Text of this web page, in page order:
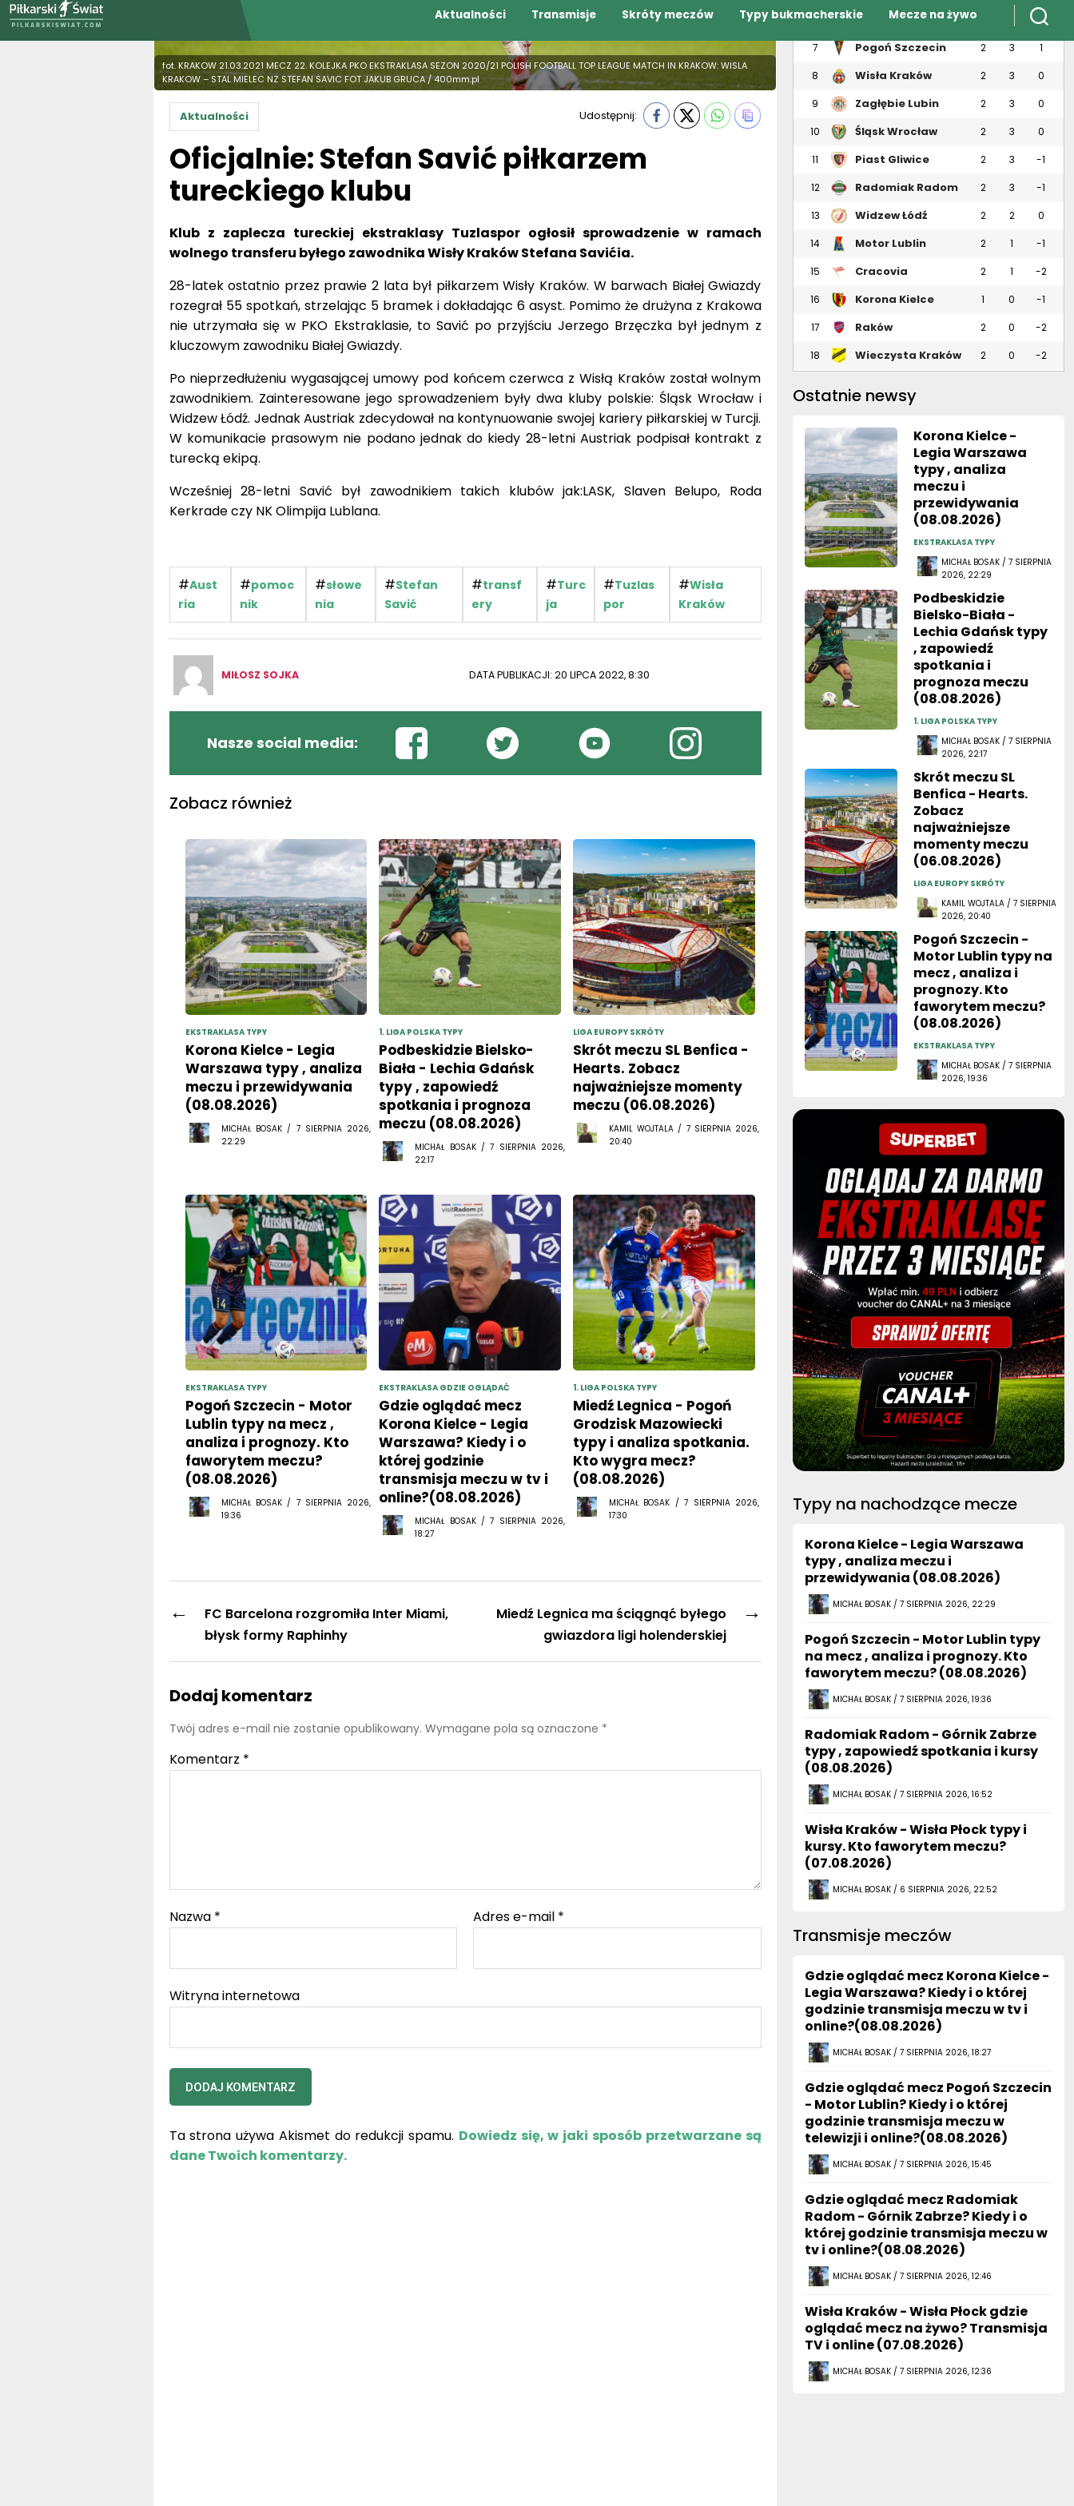
fot. KRAKOW 21.03.2021 MECZ 22. KOLEJKA PKO EKSTRAKLASA SEZON 2020/21 POLISH FOOTBALL TOP LEAGUE MATCH IN KRAKOW: WISLA
KRAKOW – STAL MIELEC NZ STEFAN SAVIC FOT JAKUB GRUCA / 400mm.pl
Aktualności Udostępnij:
Oficjalnie: Stefan Savić piłkarzem
tureckiego klubu
Klub z zaplecza tureckiej ekstraklasy Tuzlaspor ogłosił sprowadzenie w ramach
wolnego transferu byłego zawodnika Wisły Kraków Stefana Savićia.
28-latek ostatnio przez prawie 2 lata był piłkarzem Wisły Kraków. W barwach Białej Gwiazdy
rozegrał 55 spotkań, strzelając 5 bramek i dokładając 6 asyst. Pomimo że drużyna z Krakowa
nie utrzymała się w PKO Ekstraklasie, to Savić po przyjściu Jerzego Brzęczka był jednym z
kluczowym zawodniku Białej Gwiazdy.
Po nieprzedłużeniu wygasającej umowy pod końcem czerwca z Wisłą Kraków został wolnym
zawodnikiem. Zainteresowane jego sprowadzeniem były dwa kluby polskie: Śląsk Wrocław i
Widzew Łódź. Jednak Austriak zdecydował na kontynuowanie swojej kariery piłkarskiej w Turcji.
W komunikacie prasowym nie podano jednak do kiedy 28-letni Austriak podpisał kontrakt z
turecką ekipą.
Wcześniej 28-letni Savić był zawodnikiem takich klubów jak:LASK, Slaven Belupo, Roda
Kerkrade czy NK Olimpija Lublana.
ria
nik
nia
Savić
ery
ja
por
Kraków
Zobacz również
EKSTRAKLASA TYPY
Korona Kielce - Legia
Warszawa typy , analiza
meczu i przewidywania
(08.08.2026)
MICHAŁ BOSAK / 7 SIERPNIA 2026,
1. LIGA POLSKA TYPY
Podbeskidzie Bielsko-
Biała - Lechia Gdańsk
typy , zapowiedź
spotkania i prognoza
meczu (08.08.2026)
MICHAŁ BOSAK / 7 SIERPNIA 2026,
22:17
LIGA EUROPY SKRÓTY
Skrót meczu SL Benfica -
Hearts. Zobacz
najważniejsze momenty
meczu (06.08.2026)
KAMIL WOJTALA / 7 SIERPNIA 2026,
20:40
EKSTRAKLASA TYPY
Pogoń Szczecin - Motor
Lublin typy na mecz ,
analiza i prognozy. Kto
faworytem meczu?
(08.08.2026)
MICHAŁ BOSAK / 7 SIERPNIA 2026,
EKSTRAKLASA GDZIE OGLĄDAĆ
Gdzie oglądać mecz
Korona Kielce - Legia
Warszawa? Kiedy i o
której godzinie
transmisja meczu w tv i
online?(08.08.2026)
MICHAŁ BOSAK / 7 SIERPNIA 2026,
18:27
1. LIGA POLSKA TYPY
Miedź Legnica - Pogoń
Grodzisk Mazowiecki
typy i analiza spotkania.
Kto wygra mecz?
(08.08.2026)
MICHAŁ BOSAK / 7 SIERPNIA 2026,
←
błysk formy Raphinhy
→
gwiazdora ligi holenderskiej
Twój adres e-mail nie zostanie opublikowany.
Komentarz*
Nazwa* Adres e-mail*
Witryna internetowa
Ta strona używa Akismet do redukcji spamu.
dane Twoich komentarzy.
7 Pogoń Szczecin 1
8 Wisła Kraków 2 3 0
9 Zagłębie Lubin 2 3 0
10 Śląsk Wrocław 2 3 0
11 Piast Gliwice 2 3 -1
12 Radomiak Radom 2 3 -1
13 Widzew Łódź 2 2 0
14 Motor Lublin 2 1 -1
15 Cracovia 2 1 -2
16 Korona Kielce 1 0 -1
17
Raków
2 0 -2
18 Wieczysta Kraków 2 0 -2
Ostatnie newsy
Legia Warszawa
typy , analiza
meczu i
przewidywania
(08.08.2026)
EKSTRAKLASA TYPY
MICHAŁ BOSAK / 7 SIERPNIA
Podbeskidzie
Bielsko-Biała -
Lechia Gdańsk typy
, zapowiedź
spotkania i
prognoza meczu
(08.08.2026)
1. LIGA POLSKA TYPY
MICHAŁ BOSAK / 7 SIERPNIA
Skrót meczu SL
Benfica - Hearts.
Zobacz
najważniejsze
momenty meczu
(06.08.2026)
LIGA EUROPY SKRÓTY
KAMIL WOJTALA / 7 SIERPNIA
Pogoń Szczecin -
Motor Lublin typy na
mecz , analiza i
prognozy. Kto
faworytem meczu?
(08.08.2026)
EKSTRAKLASA TYPY
MICHAŁ BOSAK / 7 SIERPNIA
Korona Kielce - Legia Warszawa
typy , analiza meczu i
przewidywania (08.08.2026)
MICHAŁ BOSAK / 7 SIERPNIA 2026, 22:29
Pogoń Szczecin - Motor Lublin typy
na mecz , analiza i prognozy. Kto
faworytem meczu? (08.08.2026)
MICHAŁ BOSAK / 7 SIERPNIA 2026, 19:36
Radomiak Radom - Górnik Zabrze
typy , zapowiedź spotkania i kursy
(08.08.2026)
MICHAŁ BOSAK / 7 SIERPNIA 2026, 16:52
Wisła Kraków - Wisła Płock typy i
kursy. Kto faworytem meczu?
(07.08.2026)
MICHAŁ BOSAK / 6 SIERPNIA 2026, 22:52
Gdzie oglądać mecz Korona Kielce -
Legia Warszawa? Kiedy i o której
godzinie transmisja meczu w tv i
online?(08.08.2026)
MICHAŁ BOSAK / 7 SIERPNIA 2026, 18:27
Gdzie oglądać mecz Pogoń Szczecin
- Motor Lublin? Kiedy i o której
godzinie transmisja meczu w
telewizji i online?(08.08.2026)
MICHAŁ BOSAK / 7 SIERPNIA 2026, 15:45
Gdzie oglądać mecz Radomiak
Radom - Górnik Zabrze? Kiedy i o
której godzinie transmisja meczu w
tv i online?(08.08.2026)
MICHAŁ BOSAK / 7 SIERPNIA 2026, 12:46
Wisła Kraków - Wisła Płock gdzie
oglądać mecz na żywo? Transmisja
TV i online (07.08.2026)
MICHAŁ BOSAK / 7 SIERPNIA 2026, 12:36